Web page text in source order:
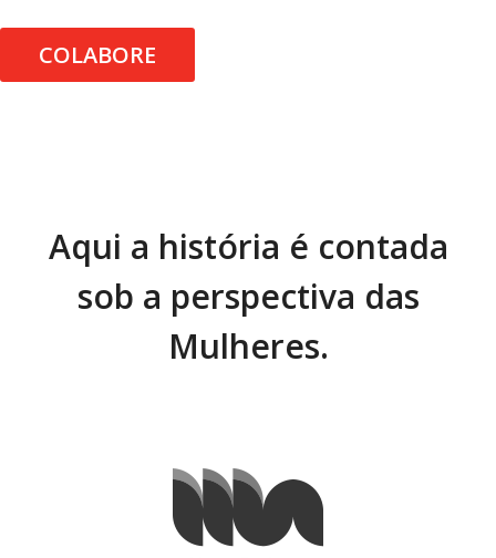
COLABORE
Aqui a história é contada
sob a perspectiva das
Mulheres.